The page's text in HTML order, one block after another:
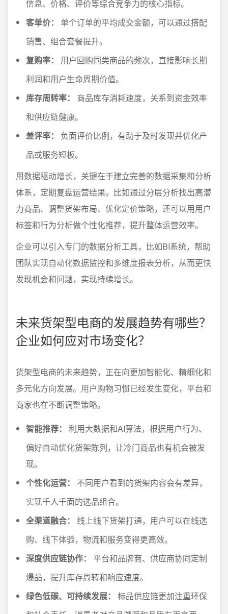
信息、价格、评价等综合竞争力的核心指标。
客单价：
单个订单的平均成交金额，可以通过搭配
销售、组合套餐提升。
复购率：
用户回购同类商品的频次，直接影响长期
利润和用户生命周期价值。
库存周转率：
商品库存消耗速度，关系到资金效率
和供应链健康。
差评率：
负面评价比例，有助于及时发现并优化产
品或服务短板。
用数据驱动增长，关键在于建立完善的数据采集和分析
体系，定期复盘运营结果。比如通过分层分析找出高潜
力商品、调整货架布局、优化定价策略，还可以用用户
标签和行为分析做个性化推荐，提升整体运营效率。
企业可以引入专门的数据分析工具，比如BI系统，帮助
团队实现自动化数据监控和多维度报表分析，从而更快
发现机会和问题，实现持续增长。
未来货架型电商的发展趋势有哪些？
企业如何应对市场变化？
货架型电商的未来趋势，正在向更加智能化、精细化和
多元化方向发展。用户购物习惯已经发生变化，平台和
商家也在不断调整策略。
智能推荐：
利用大数据和AI算法，根据用户行为、
偏好自动优化货架陈列，让冷门商品也有机会被发
现。
个性化运营：
不同用户看到的货架内容会有差异，
实现千人千面的选品组合。
全渠道融合：
线上线下货架打通，用户可以在线选
购、线下体验，物流和服务变得更高效。
深度供应链协作：
平台和品牌商、供应商协同定制
爆品，提升库存周转和响应速度。
绿色低碳、可持续发展：
标品供应链更加注重环保